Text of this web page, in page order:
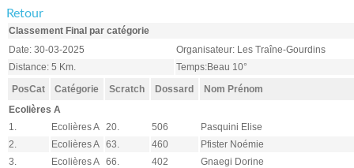
Retour
Classement Final par catégorie
Date: 30-03-2025
Organisateur: Les Traîne-Gourdins
Distance: 5 Km.
Temps:Beau 10°
PosCat
Catégorie Scratch Dossard
Nom Prénom
Ecolières A
1.
Ecolières A 20. 506
Pasquini Elise
2.
Ecolières A 63. 460
Pfister Noémie
3.
Ecolières A 66. 402
Gnaegi Dorine